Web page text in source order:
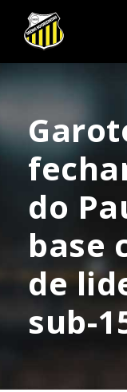
do
base
de
sub-